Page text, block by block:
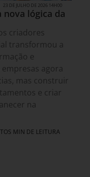
23 DE JULHO DE 2026 14H00
nova lógica da
criadores
transformou a
e
agora
mas construir
e criar
na
MIN DE LEITURA